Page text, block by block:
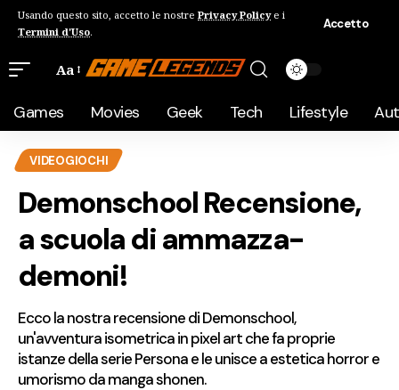
Usando questo sito, accetto le nostre Privacy Policye i
Termini d'Uso.
Accetto
Aa
Games Movies Geek Tech Lifestyle
VIDEOGIOCHI
Demonschool Recensione,
a scuola di ammazza-
demoni!
Ecco la nostra recensione di Demonschool,
un'avventura isometrica in pixel art che fa proprie
istanze della serie Persona e le unisce a estetica horror e
umorismo da manga shonen.